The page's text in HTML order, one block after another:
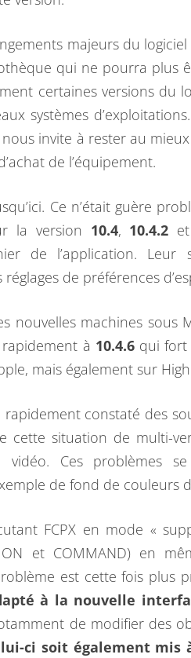
À
1
0
.
4
.
E
S
D
’
F
F
E
T
S
E
majeurs du
qui ne pourra plus
certaines versions du
systèmes
invite à rester au
de l’équipement.
Ce n’était guère
la version 10.4, 10.4.2 et
de l’application. Leur
de préférences
nouvelles machines sous
à 10.4.6qui fort
mais également sur
rapidement constaté des
cette situation de multi-
vidéo. Ces problèmes
de fond de couleurs
FCPX en mode «
et COMMAND) en
est cette fois plus
à la nouvelle
de modifier des
ci soit également